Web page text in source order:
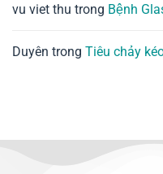
vu viet thu trong Bệnh
Duyên trong Tiêu chảy